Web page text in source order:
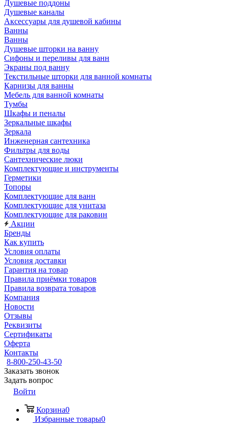
Душевые поддоны
Душевые каналы
Аксессуары для душевой кабины
Ванны
Ванны
Душевые шторки на ванну
Сифоны и переливы для ванн
Экраны под ванну
Текстильные шторки для ванной комнаты
Карнизы для ванны
Мебель для ванной комнаты
Тумбы
Шкафы и пеналы
Зеркальные шкафы
Зеркала
Инженерная сантехника
Фильтры для воды
Сантехнические люки
Комплектующие и инструменты
Герметики
Топоры
Комплектующие для ванн
Комплектующие для унитаза
Комплектующие для раковин
Акции
Бренды
Как купить
Условия оплаты
Условия доставки
Гарантия на товар
Правила приёмки товаров
Правила возврата товаров
Компания
Новости
Отзывы
Реквизиты
Сертификаты
Оферта
Контакты
8-800-250-43-50
Заказать звонок
Задать вопрос
Войти
Корзина0
Избранные товары0